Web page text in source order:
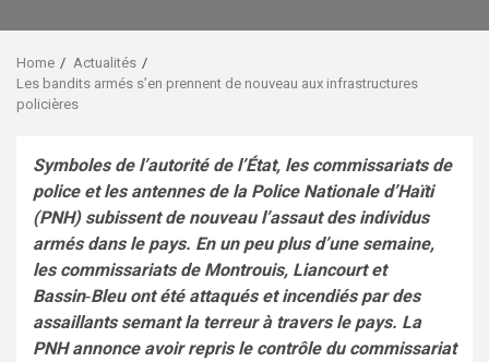
Home
Actualités
Les bandits armés s’en prennent de nouveau aux infrastructures
policières
Symboles de l’autorité de l’État, les commissariats de
police et les antennes de la Police Nationale d’Haïti
(PNH) subissent de nouveau l’assaut des individus
armés dans le pays. En un peu plus d’une semaine,
les commissariats de Montrouis, Liancourt et
Bassin‑Bleu ont été attaqués et incendiés par des
assaillants semant la terreur à travers le pays. La
PNH annonce avoir repris le contrôle du commissariat